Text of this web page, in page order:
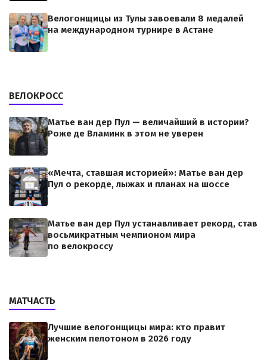
Велогонщицы из Тулы завоевали 8 медалей
на международном турнире в Астане
ВЕЛОКРОСС
Матье ван дер Пул — величайший в истории?
Роже де Вламинк в этом не уверен
«Мечта, ставшая историей»: Матье ван дер
Пул о рекорде, лыжах и планах на шоссе
Матье ван дер Пул устанавливает рекорд, став
восьмикратным чемпионом мира
по велокроссу
МАТЧАСТЬ
Лучшие велогонщицы мира: кто правит
женским пелотоном в 2026 году